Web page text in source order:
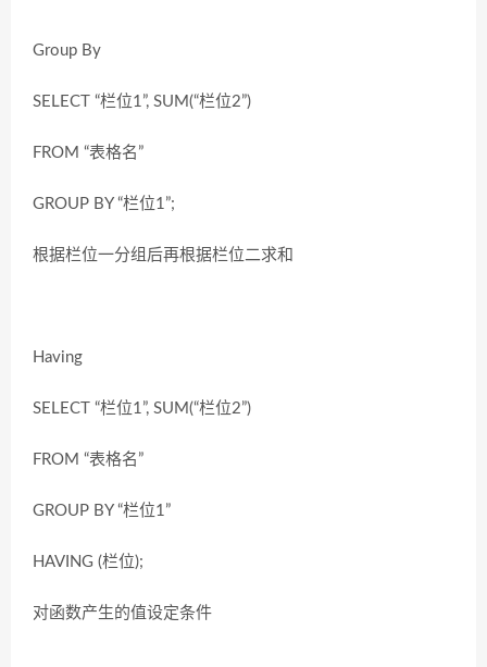
Group By
SELECT “栏位1”, SUM(“栏位2”)
FROM “表格名”
GROUP BY “栏位1”;
根据栏位一分组后再根据栏位二求和
Having
SELECT “栏位1”, SUM(“栏位2”)
FROM “表格名”
GROUP BY “栏位1”
HAVING (栏位);
对函数产生的值设定条件